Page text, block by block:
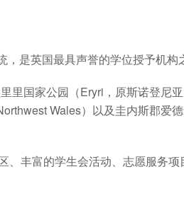
是英国最具声誉的学位授予机构
里国家公园（Eryri，原斯诺登尼
Wales）以及圭内斯郡爱
丰富的学生会活动、志愿服务